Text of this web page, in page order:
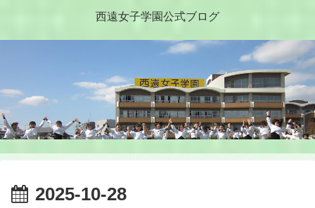
西遠女子学園公式ブログ
2025-10-28